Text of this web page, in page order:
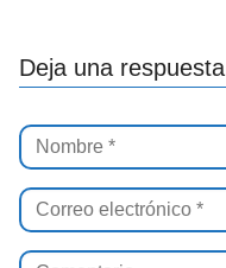
Deja una respuesta